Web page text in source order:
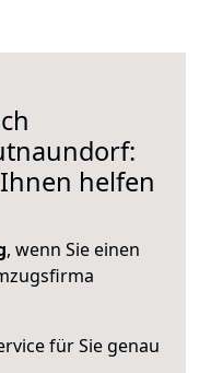
helfen
, wenn Sie einen
für Sie genau